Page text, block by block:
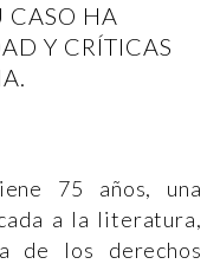
CASO HA
Y CRÍTICAS
75 años, una
a la literatura,
de los derechos